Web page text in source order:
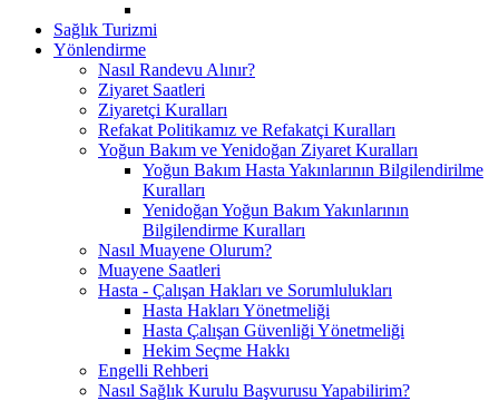
Sağlık Turizmi
Yönlendirme
Nasıl Randevu Alınır?
Ziyaret Saatleri
Ziyaretçi Kuralları
Refakat Politikamız ve Refakatçi Kuralları
Yoğun Bakım ve Yenidoğan Ziyaret Kuralları
Yoğun Bakım Hasta Yakınlarının Bilgilendirilme
Kuralları
Yenidoğan Yoğun Bakım Yakınlarının
Bilgilendirme Kuralları
Nasıl Muayene Olurum?
Muayene Saatleri
Hasta - Çalışan Hakları ve Sorumlulukları
Hasta Hakları Yönetmeliği
Hasta Çalışan Güvenliği Yönetmeliği
Hekim Seçme Hakkı
Engelli Rehberi
Nasıl Sağlık Kurulu Başvurusu Yapabilirim?